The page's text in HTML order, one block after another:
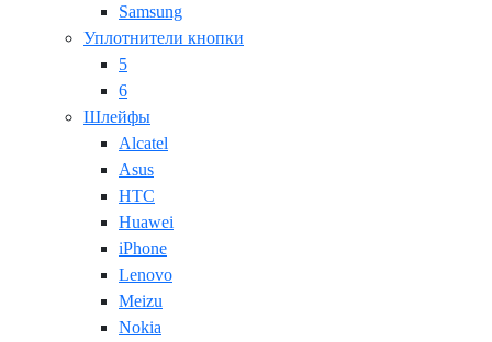
Samsung
Уплотнители кнопки
5
6
Шлейфы
Alcatel
Asus
HTC
Huawei
iPhone
Lenovo
Meizu
Nokia